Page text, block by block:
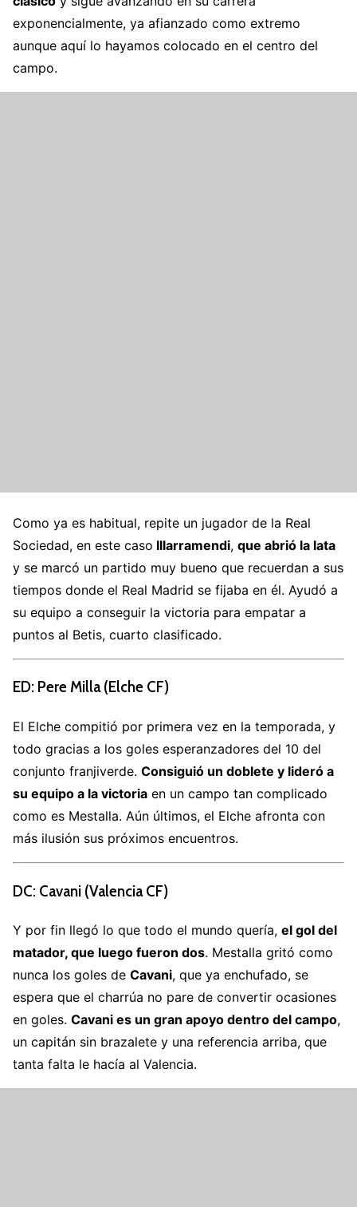
exponencialmente, ya afianzado como extremo
aunque aquí lo hayamos colocado en el centro del
campo.
Como ya es habitual, repite un jugador de la Real
Sociedad, en este caso Illarramendi, que abrió la lata
y se marcó un partido muy bueno que recuerdan a sus
tiempos donde el Real Madrid se fijaba en él. Ayudó a
su equipo a conseguir la victoria para empatar a
puntos al Betis, cuarto clasificado.
ED: Pere Milla (Elche CF)
El Elche compitió por primera vez en la temporada, y
todo gracias a los goles esperanzadores del 10 del
conjunto franjiverde. Consiguió un doblete y lideró a
su equipo a la victoria en un campo tan complicado
como es Mestalla. Aún últimos, el Elche afronta con
más ilusión sus próximos encuentros.
DC: Cavani (Valencia CF)
Y por fin llegó lo que todo el mundo quería, el gol del
matador, que luego fueron dos. Mestalla gritó como
nunca los goles de Cavani, que ya enchufado, se
espera que el charrúa no pare de convertir ocasiones
en goles. Cavani es un gran apoyo dentro del campo,
un capitán sin brazalete y una referencia arriba, que
tanta falta le hacía al Valencia.